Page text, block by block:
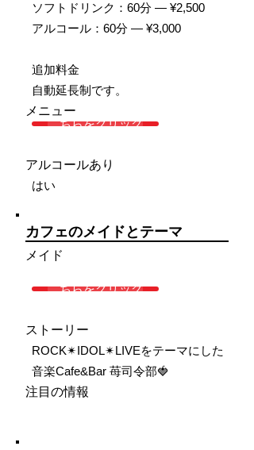
ソフトドリンク：60分 — ¥2,500
アルコール：60分 — ¥3,000
追加料金
自動延長制です。
メニュー
こちらをクリック
アルコールあり
はい
カフェのメイドとテーマ
メイド
こちらをクリック
ストーリー
ROCK✴︎IDOL✴︎LIVEをテーマにした
音楽Cafe&Bar 苺司令部🍓
注目の情報